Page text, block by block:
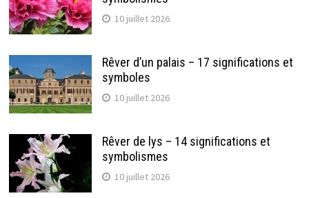
10 juillet 2026
Rêver d’un palais – 17 significations et
symboles
10 juillet 2026
Rêver de lys – 14 significations et
symbolismes
10 juillet 2026